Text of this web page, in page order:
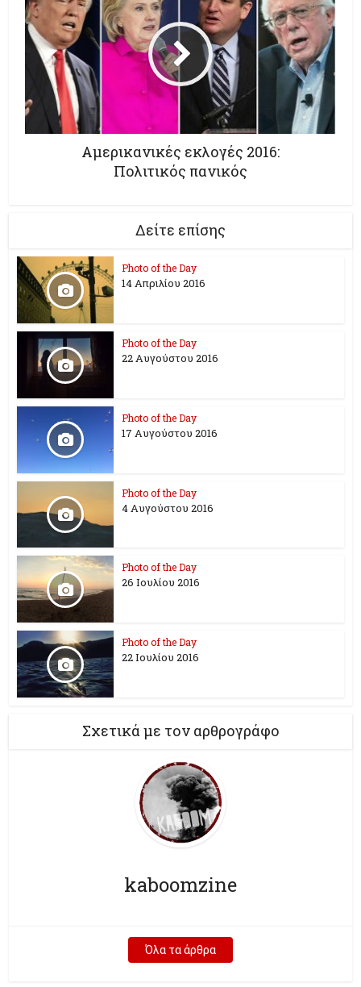
Αμερικανικές εκλογές 2016:
Πολιτικός πανικός
Δείτε επίσης
Photo of the Day
14 Απριλίου 2016
Photo of the Day
22 Αυγούστου 2016
Photo of the Day
17 Aυγούστου 2016
Photo of the Day
4 Αυγούστου 2016
Photo of the Day
26 Ioυλίου 2016
Photo of the Day
22 Ιουλίου 2016
Σχετικά με τον αρθρογράφο
kaboomzine
Όλα τα άρθρα